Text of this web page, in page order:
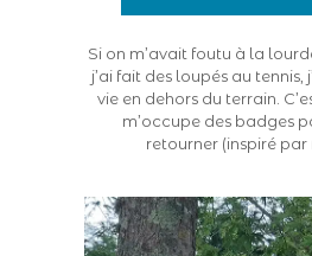
Si on m’avait foutu à la
j’ai fait des loupés au tennis,
vie en dehors du terrain.
m’occupe des badges
retourner (inspiré par